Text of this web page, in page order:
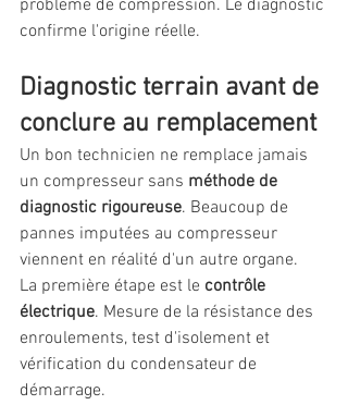
problème de compression. Le diagnostic
confirme l'origine réelle.
Diagnostic terrain avant de
conclure au remplacement
Un bon technicien ne remplace jamais
un compresseur sans méthode de
diagnostic rigoureuse. Beaucoup de
pannes imputées au compresseur
viennent en réalité d'un autre organe.
La première étape est le contrôle
électrique. Mesure de la résistance des
enroulements, test d'isolement et
vérification du condensateur de
démarrage.